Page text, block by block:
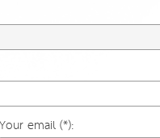
Your email (*):